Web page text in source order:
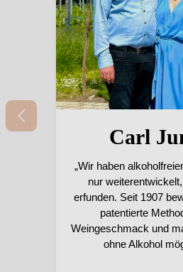
Carl
„Wir haben
nur
erfunden. Seit 1907
patentierte
Weingeschmack und
ohne Alkohol